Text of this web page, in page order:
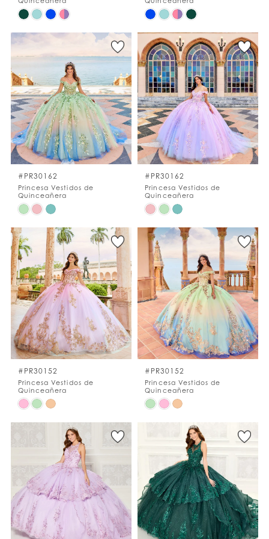
Skip
List
#8c0379fbdf
to
end
Skip
List
#4928c7c685
to
end
#PR30162
Princesa Vestidos de
Quinceañera
Skip
List
#756b9eed40
to
end
#PR30162
Princesa Vestidos de
Quinceañera
Skip
List
#287ff414c4
to
end
#PR30152
Princesa Vestidos de
Quinceañera
Skip
#afa7d407ae
end
#PR30152
Princesa Vestidos de
Quinceañera
Skip
#7f1a108f77
end